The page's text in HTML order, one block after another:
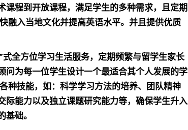
课程到开放课程，满足学生的多种需求，且定期
融入当地文化并提高英语水平。并且提供优质
全方位学习生活服务，定期频繁与留学生家长
问为每一位学生设计一个最适合其个人发展的学
种技能，如：科学学习方法的培养、团队精神
际能力以及独立课题研究能力等，确保学生升入
础。